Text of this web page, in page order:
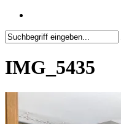
Search
IMG_5435